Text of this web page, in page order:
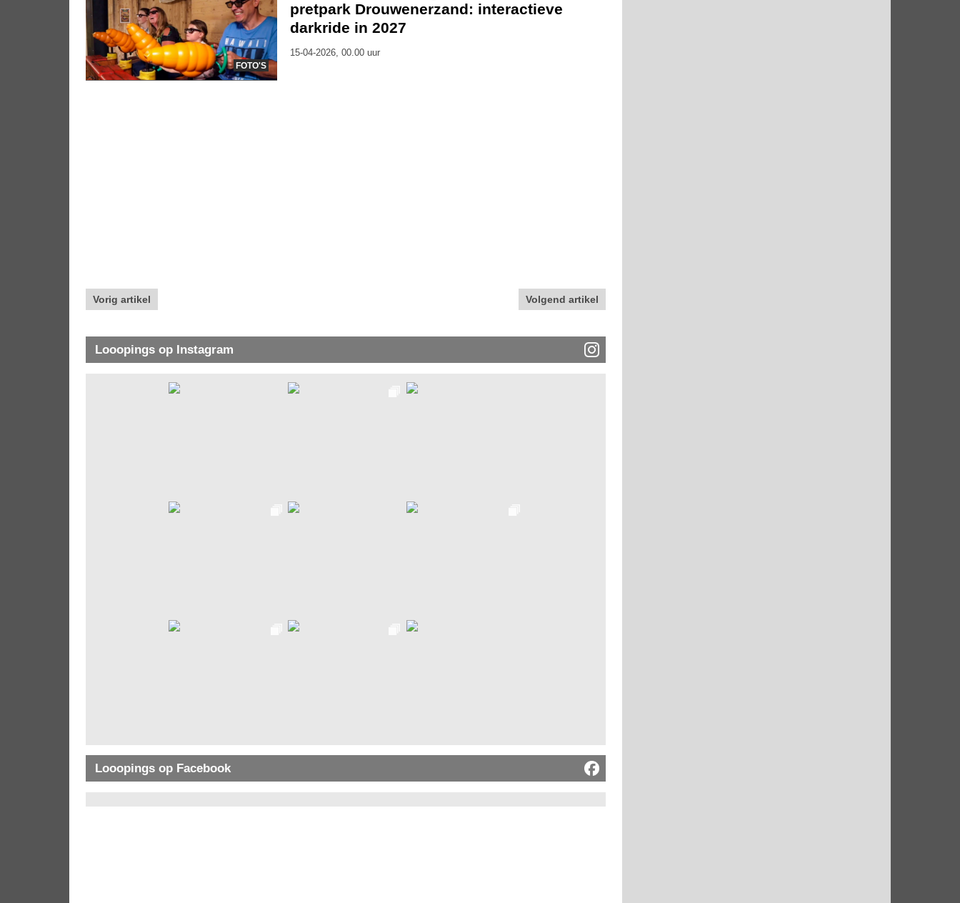
FOTO'S
pretpark Drouwenerzand: interactieve
darkride in 2027
15-04-2026, 00.00 uur
Vorig artikel Volgend artikel
Looopings op Instagram
Looopings op Facebook